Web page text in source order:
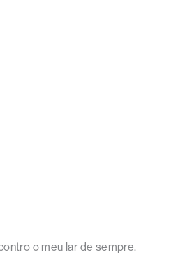
o meu lar de sempre.